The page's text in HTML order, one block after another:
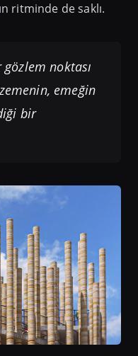
ritminde de saklı.
noktası
emeğin
bir